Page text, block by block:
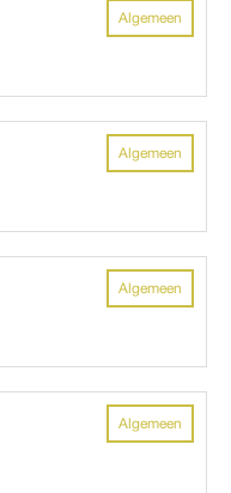
Algemeen
Algemeen
Algemeen
Algemeen